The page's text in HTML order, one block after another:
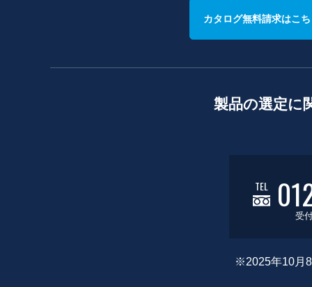
カタログ無料請求はこ
製品の選定に
TEL
受
※2025年10月8